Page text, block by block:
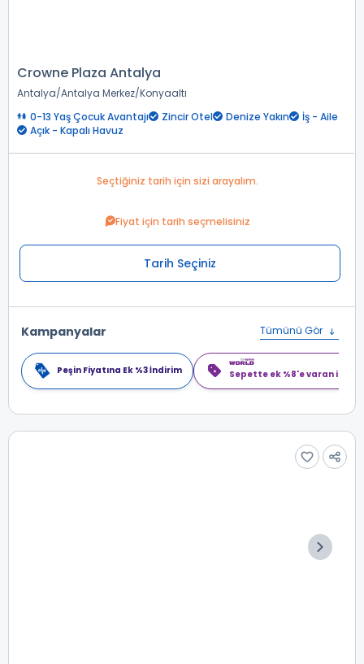
Crowne Plaza Antalya
Antalya Antalya Merkez Konyaaltı
0-13 Yaş Çocuk Avantajı
Zincir Otel Denize Yakın
İş - Aile
Açık - Kapalı Havuz
Seçtiğiniz tarih için sizi arayalım.
Fiyat için tarih seçmelisiniz
Tarih Seçiniz
Kampanyalar Tümünü Gör
Peşin Fiyatına Ek %3 İndirim Sepette ek %8'e varan